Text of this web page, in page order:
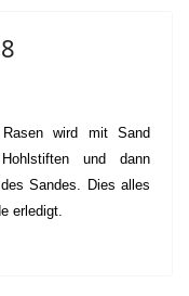
Rasen wird mit Sand
und dann
Sandes. Dies alles
erledigt.